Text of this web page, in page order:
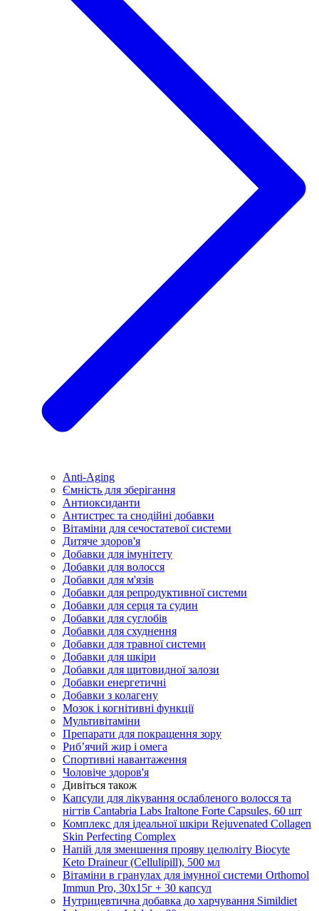
Anti-Aging
Ємність для зберігання
Антиоксиданти
Антистрес та снодійні добавки
Вітаміни для сечостатевої системи
Дитяче здоров'я
Добавки для імунітету
Добавки для волосся
Добавки для м'язів
Добавки для репродуктивної системи
Добавки для серця та судин
Добавки для суглобів
Добавки для схуднення
Добавки для травної системи
Добавки для шкіри
Добавки для щитовидної залози
Добавки енергетичні
Добавки з колагену
Мозок і когнітивні функції
Мультивітаміни
Препарати для покращення зору
Риб’ячий жир і омега
Спортивні навантаження
Чоловіче здоров'я
Дивіться також
Капсули для лікування ослабленого волосся та
нігтів Cantabria Labs Iraltone Forte Capsules, 60 шт
Комплекс для ідеальної шкіри Rejuvenated Сollagen
Skin Perfecting Complex
Напій для зменшення прояву целюліту Biocyte
Keto Draineur (Cellulipill), 500 мл
Вітаміни в гранулах для імунної системи Orthomol
Immun Pro, 30х15г + 30 капсул
Нутрицевтична добавка до харчування Simildiet